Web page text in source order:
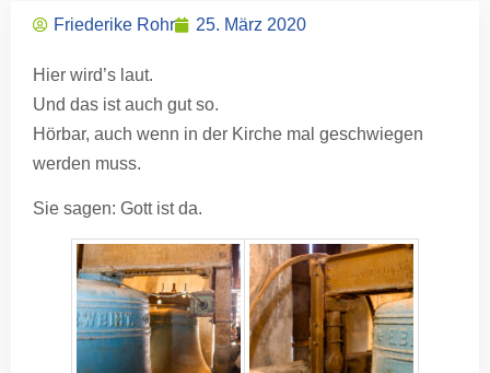
Friederike Rohr 25. März 2020
Hier wird’s laut.
Und das ist auch gut so.
Hörbar, auch wenn in der Kirche mal geschwiegen
werden muss.
Sie sagen: Gott ist da.